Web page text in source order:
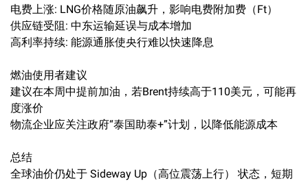
电费上涨: LNG价格随原油飙升，影响电费附加费（Ft）
供应链受阻: 中东运输延误与成本增加
高利率持续: 能源通胀使央行难以快速降息
燃油使用者建议
建议在本周中提前加油，若Brent持续高于110美元，可能再
度涨价
物流企业应关注政府“泰国助泰+”计划，以降低能源成本
总结
全球油价仍处于 Sideway Up（高位震荡上行） 状态，短期